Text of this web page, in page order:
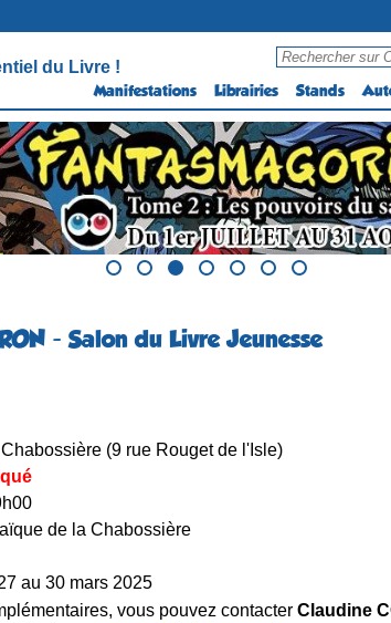
du Livre !
Manifestations
Librairies Stands
- Salon du Livre Jeunesse
(9 rue Rouget de l'Isle)
de la Chabossière
au 30 mars 2025
vous pouvez contacter Claudine